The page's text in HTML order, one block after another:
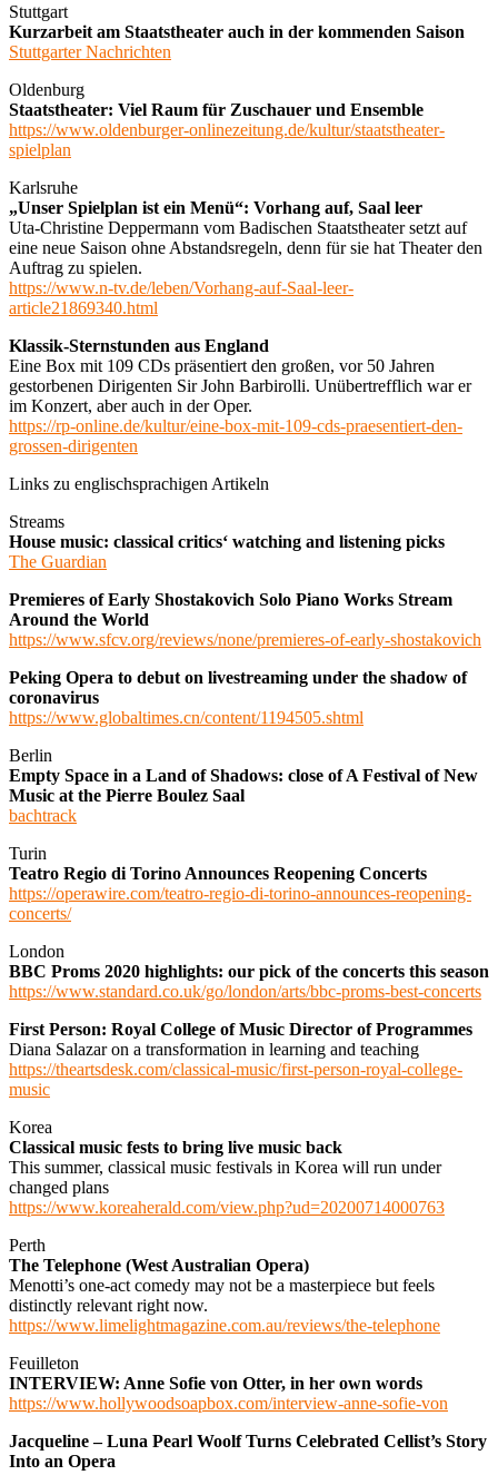
Stuttgart
Kurzarbeit am Staatstheater auch in der kommenden Saison
Stuttgarter Nachrichten
Oldenburg
Staatstheater: Viel Raum für Zuschauer und Ensemble
https://www.oldenburger-onlinezeitung.de/kultur/staatstheater-
spielplan
Karlsruhe
„Unser Spielplan ist ein Menü“: Vorhang auf, Saal leer
Uta-Christine Deppermann vom Badischen Staatstheater setzt auf
eine neue Saison ohne Abstandsregeln, denn für sie hat Theater den
Auftrag zu spielen.
https://www.n-tv.de/leben/Vorhang-auf-Saal-leer-
article21869340.html
Klassik-Sternstunden aus England
Eine Box mit 109 CDs präsentiert den großen, vor 50 Jahren
gestorbenen Dirigenten Sir John Barbirolli. Unübertrefflich war er
im Konzert, aber auch in der Oper.
https://rp-online.de/kultur/eine-box-mit-109-cds-praesentiert-den-
grossen-dirigenten
Links zu englischsprachigen Artikeln
Streams
House music: classical critics‘ watching and listening picks
The Guardian
Premieres of Early Shostakovich Solo Piano Works Stream
Around the World
https://www.sfcv.org/reviews/none/premieres-of-early-shostakovich
Peking Opera to debut on livestreaming under the shadow of
coronavirus
https://www.globaltimes.cn/content/1194505.shtml
Berlin
Empty Space in a Land of Shadows: close of A Festival of New
Music at the Pierre Boulez Saal
bachtrack
Turin
Teatro Regio di Torino Announces Reopening Concerts
https://operawire.com/teatro-regio-di-torino-announces-reopening-
concerts/
London
BBC Proms 2020 highlights: our pick of the concerts this season
https://www.standard.co.uk/go/london/arts/bbc-proms-best-concerts
First Person: Royal College of Music Director of Programmes
Diana Salazar on a transformation in learning and teaching
https://theartsdesk.com/classical-music/first-person-royal-college-
music
Korea
Classical music fests to bring live music back
This summer, classical music festivals in Korea will run under
changed plans
https://www.koreaherald.com/view.php?ud=20200714000763
Perth
The Telephone (West Australian Opera)
Menotti’s one-act comedy may not be a masterpiece but feels
distinctly relevant right now.
https://www.limelightmagazine.com.au/reviews/the-telephone
Feuilleton
INTERVIEW: Anne Sofie von Otter, in her own words
https://www.hollywoodsoapbox.com/interview-anne-sofie-von
Jacqueline – Luna Pearl Woolf Turns Celebrated Cellist’s Story
Into an Opera